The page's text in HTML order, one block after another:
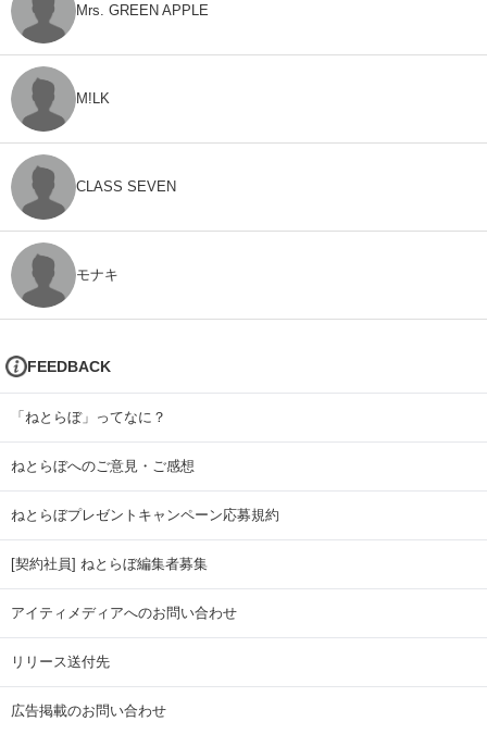
Mrs. GREEN APPLE
M!LK
CLASS SEVEN
モナキ
FEEDBACK
「ねとらぼ」ってなに？
ねとらぼへのご意見・ご感想
ねとらぼプレゼントキャンペーン応募規約
[契約社員] ねとらぼ編集者募集
アイティメディアへのお問い合わせ
リリース送付先
広告掲載のお問い合わせ